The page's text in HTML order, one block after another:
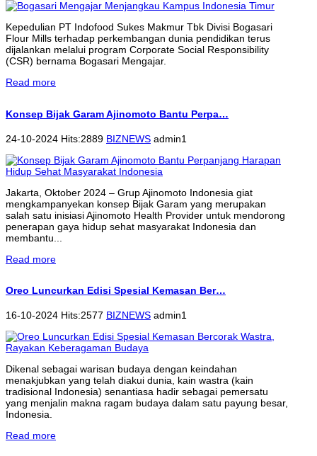
Kepedulian PT Indofood Sukes Makmur Tbk Divisi Bogasari
Flour Mills terhadap perkembangan dunia pendidikan terus
dijalankan melalui program Corporate Social Responsibility
(CSR) bernama Bogasari Mengajar.
Read more
Konsep Bijak Garam Ajinomoto Bantu Perpa…
24-10-2024 Hits:2889 BIZNEWS admin1
Jakarta, Oktober 2024 – Grup Ajinomoto Indonesia giat
mengkampanyekan konsep Bijak Garam yang merupakan
salah satu inisiasi Ajinomoto Health Provider untuk mendorong
penerapan gaya hidup sehat masyarakat Indonesia dan
membantu...
Read more
Oreo Luncurkan Edisi Spesial Kemasan Ber…
16-10-2024 Hits:2577 BIZNEWS admin1
Dikenal sebagai warisan budaya dengan keindahan
menakjubkan yang telah diakui dunia, kain wastra (kain
tradisional Indonesia) senantiasa hadir sebagai pemersatu
yang menjalin makna ragam budaya dalam satu payung besar,
Indonesia.
Read more